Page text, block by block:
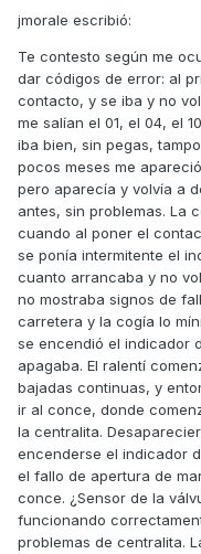
jmorale escribió:
Te contesto según me
dar códigos de error: al
contacto, y se iba y no
me salían el 01, el 04, el
iba bien, sin pegas,
pocos meses me
pero aparecía y volvía a
antes, sin problemas. La
cuando al poner el
se ponía intermitente el
cuanto arrancaba y no
no mostraba signos de
carretera y la cogía lo
se encendió el indicador
apagaba. El ralentí
bajadas continuas, y
ir al conce, donde
la centralita.
encenderse el indicador
el fallo de apertura de
conce. ¿Sensor de la
funcionando
problemas de centralita.